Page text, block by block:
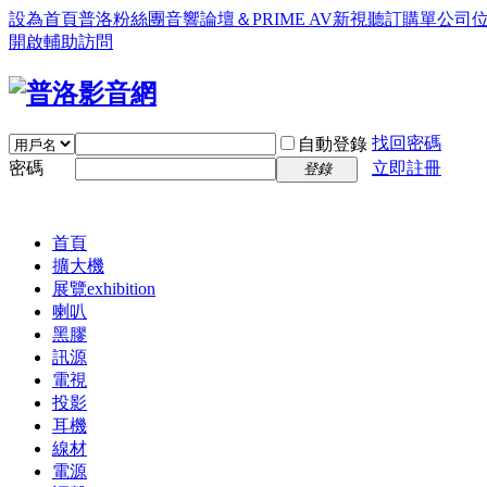
設為首頁普洛粉絲團音響論壇＆PRIME AV新視聽訂購單公司
開啟輔助訪問
自動登錄 找回密碼
密碼
登錄 立即註冊
首頁
擴大機
展覽exhibition
喇叭
黑膠
訊源
電視
投影
耳機
線材
電源